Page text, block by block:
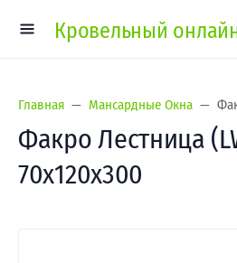
Кровельный
Главная Мансардные Окна
Факро Лестница
70х120х300